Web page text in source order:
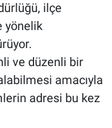
ilçe
yönelik
ve düzenli bir
amacıyla
adresi bu kez